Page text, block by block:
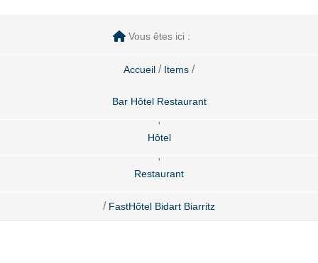
Vous êtes ici :
Accueil / Items /
Bar Hôtel Restaurant
,
Hôtel
,
Restaurant
/ FastHôtel Bidart Biarritz